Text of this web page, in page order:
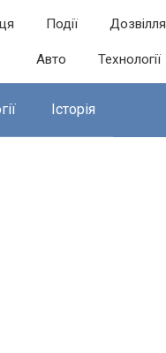
Події Дозвілля
Авто Технології
Історія